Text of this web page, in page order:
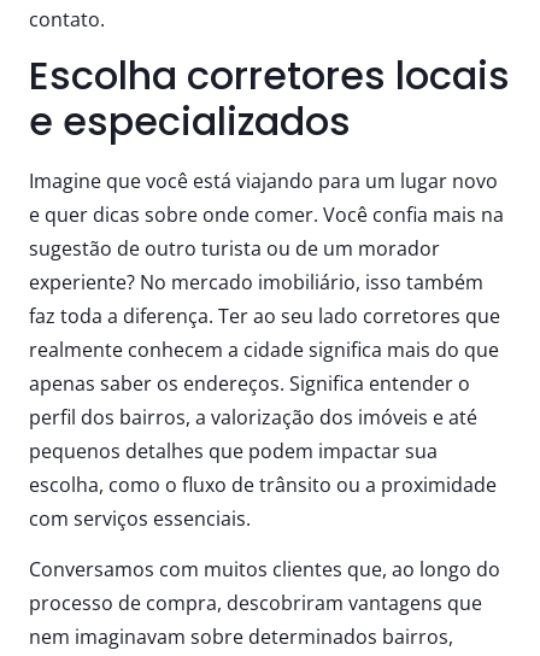
contato.
Escolha corretores locais
e especializados
Imagine que você está viajando para um lugar novo
e quer dicas sobre onde comer. Você confia mais na
sugestão de outro turista ou de um morador
experiente? No mercado imobiliário, isso também
faz toda a diferença. Ter ao seu lado corretores que
realmente conhecem a cidade significa mais do que
apenas saber os endereços. Significa entender o
perfil dos bairros, a valorização dos imóveis e até
pequenos detalhes que podem impactar sua
escolha, como o fluxo de trânsito ou a proximidade
com serviços essenciais.
Conversamos com muitos clientes que, ao longo do
processo de compra, descobriram vantagens que
nem imaginavam sobre determinados bairros,